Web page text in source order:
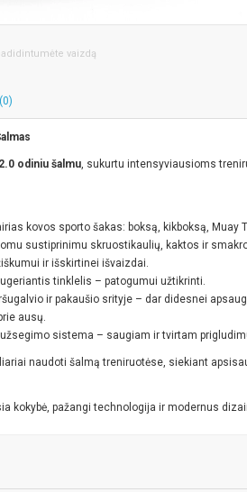
vaizdą
odiniu šalmu, sukurtu intensyviausioms
kovos sporto šakas: boksą, kikboksą,
sustiprinimu skruostikaulių, kaktos ir
ir išskirtinei išvaizdai.
tinklelis – patogumui užtikrinti.
ir pakaušio srityje – dar didesnei
ausų.
užsegimo sistema – saugiam ir tvirtam
naudoti šalmą treniruotėse, siekiant
kokybė, pažangi technologija ir modernus